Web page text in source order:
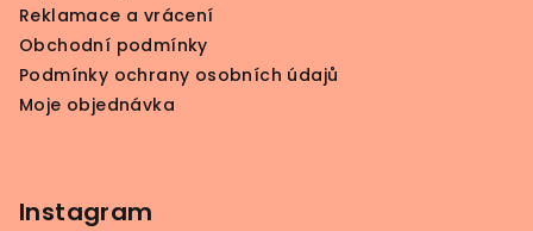
Reklamace a vrácení
Obchodní podmínky
Podmínky ochrany osobních údajů
Moje objednávka
Instagram